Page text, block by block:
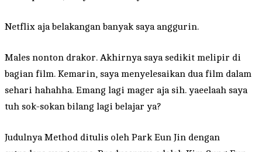
Netflix aja belakangan banyak saya anggurin.
Males nonton drakor. Akhirnya saya sedikit melipir di
bagian film. Kemarin, saya menyelesaikan dua film dalam
sehari hahahha. Emang lagi mager aja sih. yaeelaah saya
tuh sok-sokan bilang lagi belajar ya?
Judulnya Method ditulis oleh Park Eun Jin dengan